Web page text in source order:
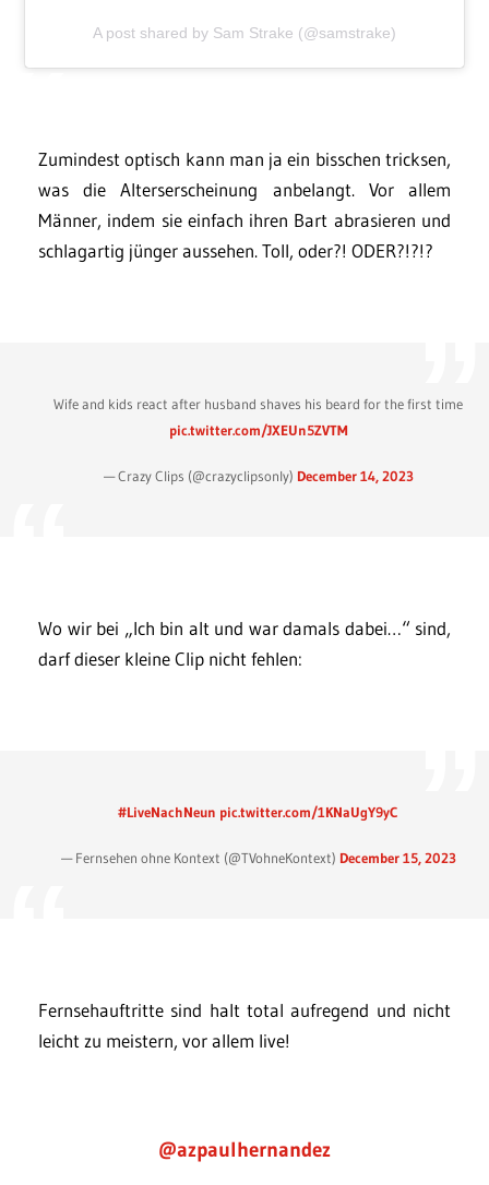
A post shared by Sam Strake (@samstrake)
Zumindest optisch kann man ja ein bisschen tricksen,
was die Alterserscheinung anbelangt. Vor allem
Männer, indem sie einfach ihren Bart abrasieren und
schlagartig jünger aussehen. Toll, oder?! ODER?!?!?
Wife and kids react after husband shaves his beard for the first time
pic.twitter.com/JXEUn5ZVTM
— Crazy Clips (@crazyclipsonly) December 14, 2023
Wo wir bei „Ich bin alt und war damals dabei…“ sind,
darf dieser kleine Clip nicht fehlen:
#LiveNachNeun pic.twitter.com/1KNaUgY9yC
— Fernsehen ohne Kontext (@TVohneKontext) December 15, 2023
Fernsehauftritte sind halt total aufregend und nicht
leicht zu meistern, vor allem live!
@azpaulhernandez